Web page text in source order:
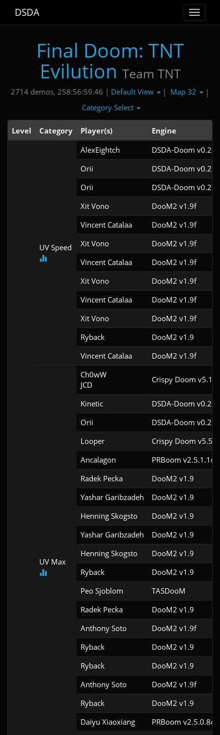
Toggle
DSDA
Final Doom: TNT
Evilution Team TNT
2714 demos, 258:56:59.46 | Default View | Map 32
|
Category Select
Level Category Player(s) Engine
UV Speed
AlexEightch
DSDA-Doom
Orii
DSDA-Doom
Orii
DSDA-Doom
Xit Vono
DooM2 v1.9f
Vincent Catalaa
DooM2 v1.9f
Xit Vono
DooM2 v1.9f
Vincent Catalaa
DooM2 v1.9f
Xit Vono
DooM2 v1.9f
Vincent Catalaa
DooM2 v1.9f
Xit Vono
DooM2 v1.9f
Ryback
DooM2 v1.9
Vincent Catalaa
DooM2 v1.9f
UV Max
Ch0wW
JCD
Crispy Doom
Kinetic
DSDA-Doom
Orii
DSDA-Doom
Looper
Crispy Doom v5.5
Ancalagon
PRBoom v2.5.1.1cl4
Radek Pecka
DooM2 v1.9
Yashar Garibzadeh
DooM2 v1.9
Henning Skogsto
DooM2 v1.9
Yashar Garibzadeh
DooM2 v1.9
Henning Skogsto
DooM2 v1.9
Ryback
DooM2 v1.9
Peo Sjoblom
TASDooM
Radek Pecka
DooM2 v1.9
Anthony Soto
DooM2 v1.9f
Ryback
DooM2 v1.9
Ryback
DooM2 v1.9
Anthony Soto
DooM2 v1.9f
Ryback
DooM2 v1.9
Daiyu Xiaoxiang
PRBoom v2.5.0.8cl4